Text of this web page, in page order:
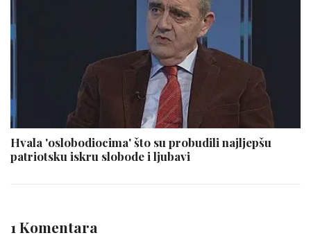
Hvala 'oslobodiocima' što su probudili najljepšu
patriotsku iskru slobode i ljubavi
1 Komentara